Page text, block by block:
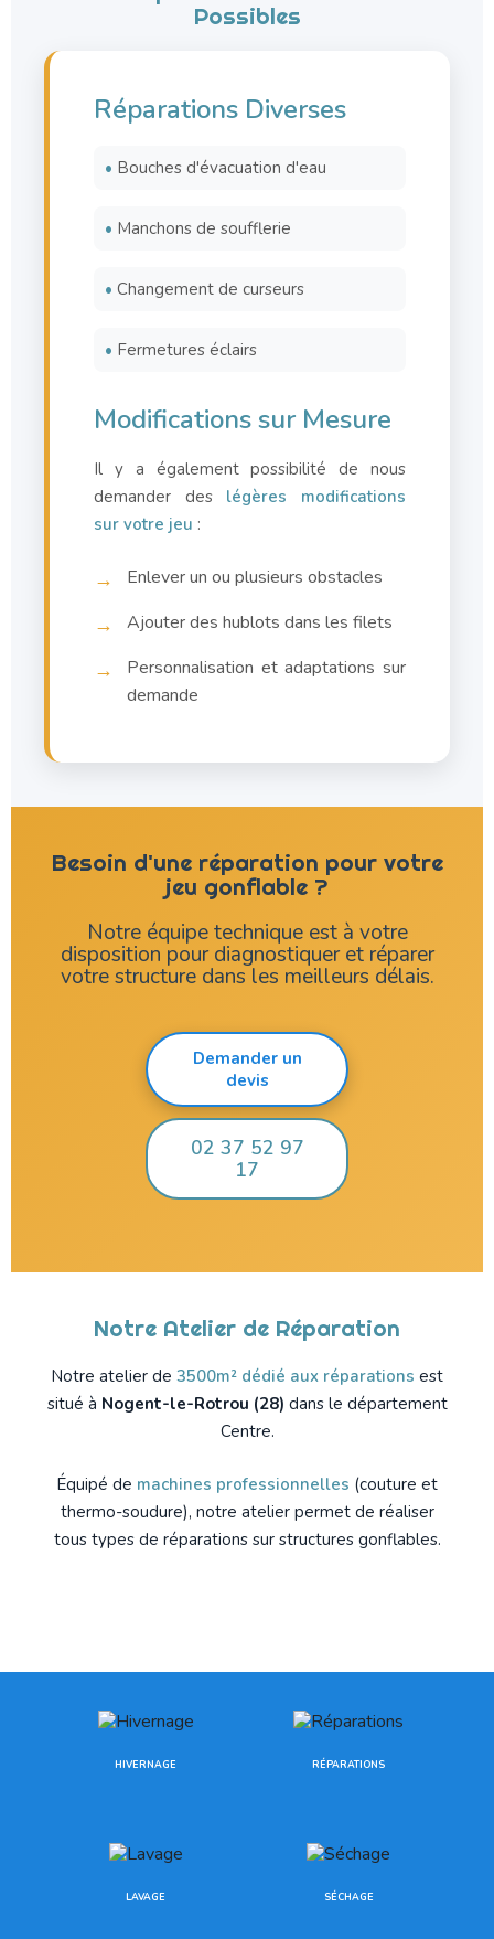
Possibles
Réparations Diverses
• Bouches d'évacuation d'eau
• Manchons de soufflerie
• Changement de curseurs
• Fermetures éclairs
Modifications sur Mesure
Il y a également possibilité de nous
demander des légères modifications
sur votre jeu :
→ Enlever un ou plusieurs obstacles
→ Ajouter des hublots dans les filets
→
Personnalisation et adaptations sur
demande
Besoin d'une réparation pour votre
jeu gonflable ?
Notre équipe technique est à votre
disposition pour diagnostiquer et réparer
votre structure dans les meilleurs délais.
Demander un
devis
02 37 52 97
17
Notre Atelier de Réparation
Notre atelier de 3500m² dédié aux réparations est
situé à Nogent-le-Rotrou (28) dans le département
Centre.
Équipé de machines professionnelles (couture et
thermo-soudure), notre atelier permet de réaliser
tous types de réparations sur structures gonflables.
HIVERNAGE RÉPARATIONS
LAVAGE SÉCHAGE